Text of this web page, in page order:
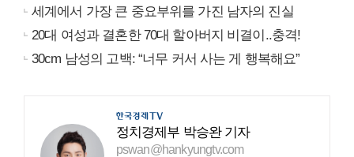
세계에서 가장 큰 중요부위를 가진 남자의 진실
20대 여성과 결혼한 70대 할아버지 비결이..충격!
30cm 남성의 고백: “너무 커서 사는 게 행복해요”
정치경제부 박승완 기자
pswan@hankyungtv.com